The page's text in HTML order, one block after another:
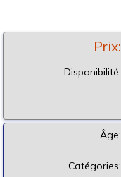
Prix:
Disponibilité:
Âge:
Catégories: